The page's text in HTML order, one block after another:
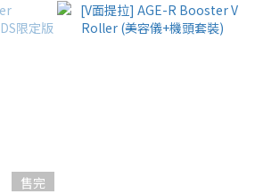
售完